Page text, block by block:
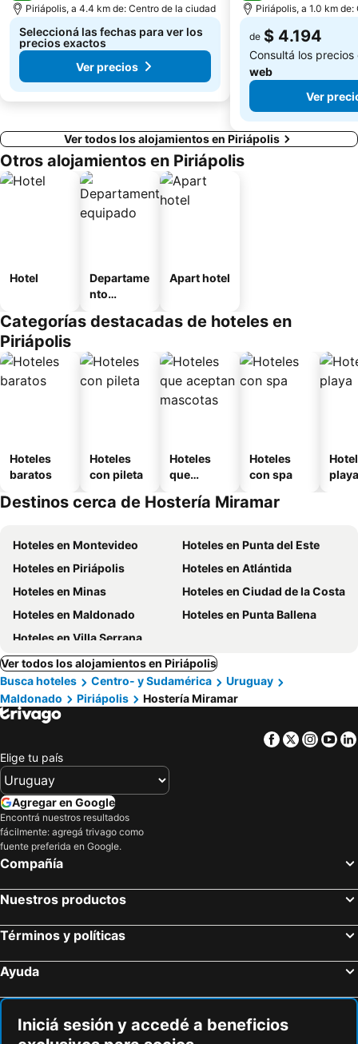
Piriápolis, a 4.4 km de: Centro de la ciudad
Seleccioná las fechas para ver los
precios exactos
Ver precios
Piriápolis, a 1.0 km
de $ 4.194
Consultá los
web
Ver
Ver todos los alojamientos en Piriápolis
Otros alojamientos en Piriápolis
Hotel
Departame
nto
Apart hotel
Categorías destacadas de hoteles en
Piriápolis
Hoteles
baratos
Hoteles
con pileta
Hoteles
que
mascotas
Hoteles
con spa
playa
Destinos cerca de Hostería Miramar
Hoteles en Montevideo
Hoteles en Punta del Este
Hoteles en Piriápolis
Hoteles en Atlántida
Hoteles en Minas
Hoteles en Ciudad de la Costa
Hoteles en Maldonado
Hoteles en Punta Ballena
Hoteles en Villa Serrana
Ver todos los alojamientos en Piriápolis
Busca hoteles
Centro- y Sudamérica
Uruguay
Maldonado
Piriápolis Hostería Miramar
Facebook
Twitter
Elige tu país
Agregar en Google
Encontrá nuestros resultados
fácilmente: agregá trivago como
fuente preferida en Google.
Compañía
Nuestros productos
Términos y políticas
Ayuda
Iniciá sesión y accedé a beneficios